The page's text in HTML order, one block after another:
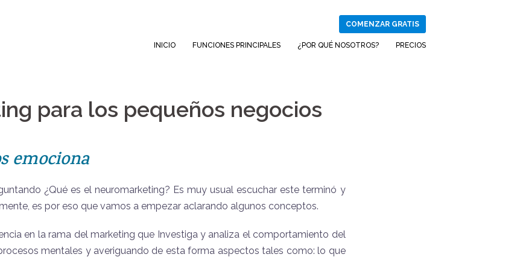
COMENZAR GRATIS
INICIO FUNCIONES PRINCIPALES ¿POR QUÉ NOSOTROS? PRECIOS
para los pequeños negocios
emociona
¿Qué es el neuromarketing? Es muy usual escuchar este terminó y
es por eso que vamos a empezar aclarando algunos conceptos.
en la rama del marketing que Investiga y analiza el comportamiento del
mentales y averiguando de esta forma aspectos tales como: lo que